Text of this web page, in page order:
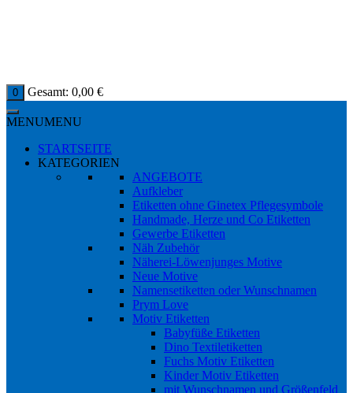
0 Gesamt: 0,00 €
MENUMENU
STARTSEITE
KATEGORIEN
ANGEBOTE
Aufkleber
Etiketten ohne Ginetex Pflegesymbole
Handmade, Herze und Co Etiketten
Gewerbe Etiketten
Näh Zubehör
Näherei-Löwenjunges Motive
Neue Motive
Namensetiketten oder Wunschnamen
Prym Love
Motiv Etiketten
Babyfüße Etiketten
Dino Textiletiketten
Fuchs Motiv Etiketten
Kinder Motiv Etiketten
mit Wunschnamen und Größenfeld